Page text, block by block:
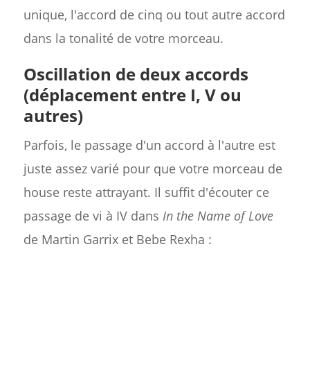
unique, l'accord de cinq ou tout autre accord
dans la tonalité de votre morceau.
Oscillation dedeux accords
(déplacement entre I, V ou
autres)
Parfois, le passage d'un accord à l'autre est
juste assez varié pour que votre morceau de
house reste attrayant. Il suffit d'écouter ce
passage de vi à IV dans In the Name of Love
de Martin Garrix et Bebe Rexha :